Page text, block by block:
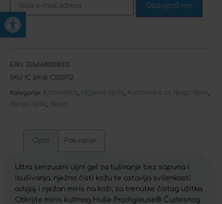
Open toolbar
Obavijesti me
EAN: 3264680008313
SKU (C šifra): C020712
Kategorije: Kozmetika Higijena tijela Kozmetika za njegu tijela
Njega tijela Nuxe
Opis Pakiranje
Ultra senzualni uljni gel za tuširanje bez sapuna i
isušivanja, nježno čisti kožu te ostavlja svilenkasti
odsjaj i nježan miris na koži, za trenutke čistog užitka.
Otkrijte miris kultnog Huile Prodigieuse® Čudesnog